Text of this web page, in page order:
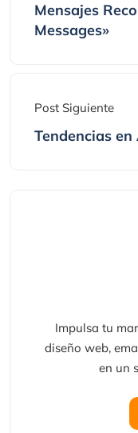
Mensajes
Messages»
Post Siguiente
Tendencias
Impulsa tu
diseño web,
en un